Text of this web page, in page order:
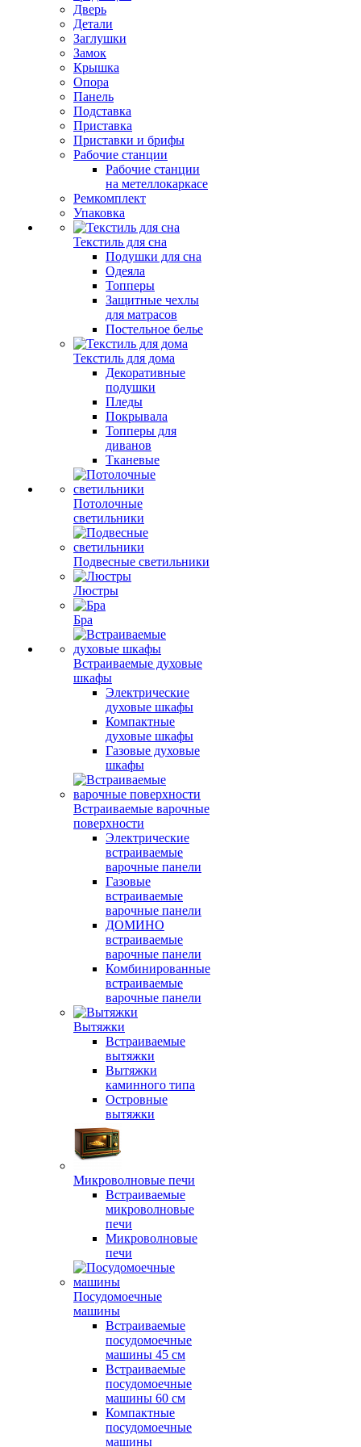
Дверь
Детали
Заглушки
Замок
Крышка
Опора
Панель
Подставка
Приставка
Приставки и брифы
Рабочие станции
Рабочие станции
на метеллокаркасе
Ремкомплект
Упаковка
Текстиль для сна
Подушки для сна
Одеяла
Топперы
Защитные чехлы
для матрасов
Постельное белье
Текстиль для дома
Декоративные
подушки
Пледы
Покрывала
Топперы для
диванов
Тканевые
Потолочные
светильники
Подвесные светильники
Люстры
Бра
Встраиваемые духовые
шкафы
Электрические
духовые шкафы
Компактные
духовые шкафы
Газовые духовые
шкафы
Встраиваемые варочные
поверхности
Электрические
встраиваемые
варочные панели
Газовые
встраиваемые
варочные панели
ДОМИНО
встраиваемые
варочные панели
Комбинированные
встраиваемые
варочные панели
Вытяжки
Встраиваемые
вытяжки
Вытяжки
каминного типа
Островные
вытяжки
Микроволновые печи
Встраиваемые
микроволновые
печи
Микроволновые
печи
Посудомоечные
машины
Встраиваемые
посудомоечные
машины 45 см
Встраиваемые
посудомоечные
машины 60 см
Компактные
посудомоечные
машины